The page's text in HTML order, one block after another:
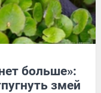
больше»:
змей